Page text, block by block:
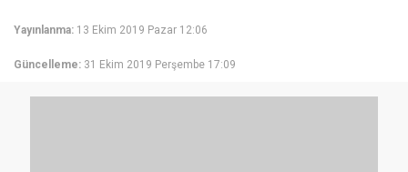
Yayınlanma: 13 Ekim 2019 Pazar 12:06
Güncelleme: 31 Ekim 2019 Perşembe 17:09